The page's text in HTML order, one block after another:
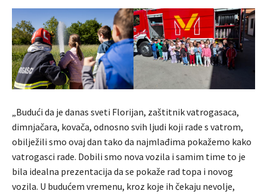
„Budući da je danas sveti Florijan, zaštitnik vatrogasaca,
dimnjačara, kovača, odnosno svih ljudi koji rade s vatrom,
obilježili smo ovaj dan tako da najmlađima pokažemo kako
vatrogasci rade. Dobili smo nova vozila i samim time to je
bila idealna prezentacija da se pokaže rad topa i novog
vozila. U budućem vremenu, kroz koje ih čekaju nevolje,